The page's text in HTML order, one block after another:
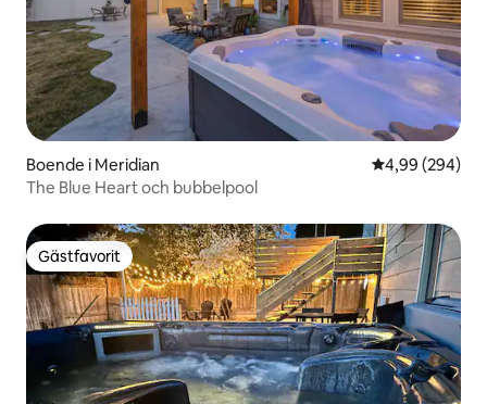
Boende i Meridian 4,99 av 5 i
4,99 (294)
The Blue Heart och bubbelpool
Gästfavorit
Gästfavorit